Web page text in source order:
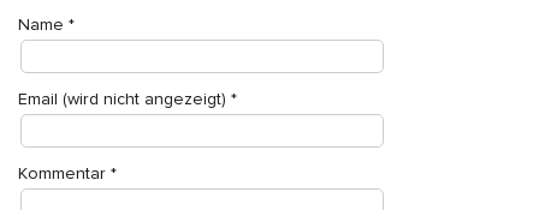
Name *
Email (wird nicht angezeigt) *
Kommentar *